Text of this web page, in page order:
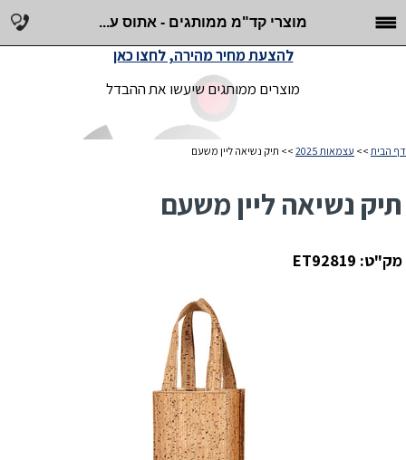
מוצרי קד"מ ממותגים - אתוס ע...
מוצרים ממותגים שיעשו את ההבדל
להצעת מחיר מהירה, לחצו כאן
דף הבית >> עצמאות 2025 >> תיק נשיאה ליין משעם
תיק נשיאה ליין משעם
מק"ט: ET92819